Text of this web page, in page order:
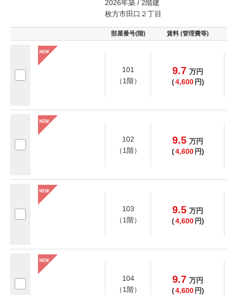
2026年築 / 2階建
枚方市田口２丁目
部屋番号(階) 賃料 (管理費等)
101
（1階）
9.7 万円
(4,600 円)
102
（1階）
9.5 万円
(4,600 円)
103
（1階）
9.5 万円
(4,600 円)
104
（1階）
9.7 万円
(4,600 円)